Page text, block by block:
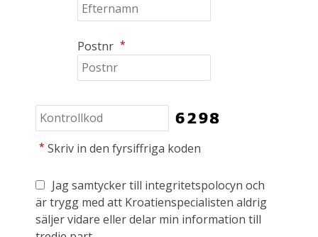
Postnr *
* Skriv in den fyrsiffriga koden
Jag samtycker till integritetspolocyn och
är trygg med att Kroatienspecialisten aldrig
säljer vidare eller delar min information till